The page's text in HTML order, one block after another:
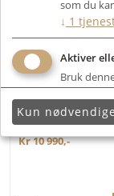
Focal Aria Evo
Kr 10 990,-
som du
↓ 1
Aktiver
Bruk
Kun nødvendige